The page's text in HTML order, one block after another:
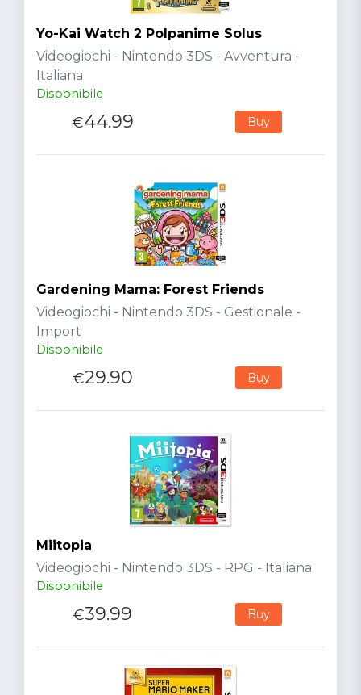
Yo-Kai Watch 2 Polpanime Solus
Videogiochi - Nintendo 3DS - Avventura -
Italiana
Disponibile
€44.99 Buy
Gardening Mama: Forest Friends
Videogiochi - Nintendo 3DS - Gestionale -
Import
Disponibile
€29.90 Buy
Miitopia
Videogiochi - Nintendo 3DS - RPG - Italiana
Disponibile
€39.99 Buy